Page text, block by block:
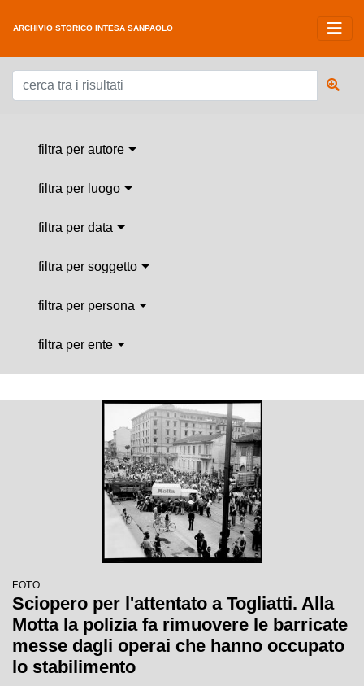
ARCHIVIO STORICO INTESA SANPAOLO
filtra per autore
filtra per luogo
filtra per data
filtra per soggetto
filtra per persona
filtra per ente
FOTO
Sciopero per l'attentato a Togliatti. Alla
Motta la polizia fa rimuovere le barricate
messe dagli operai che hanno occupato
lo stabilimento